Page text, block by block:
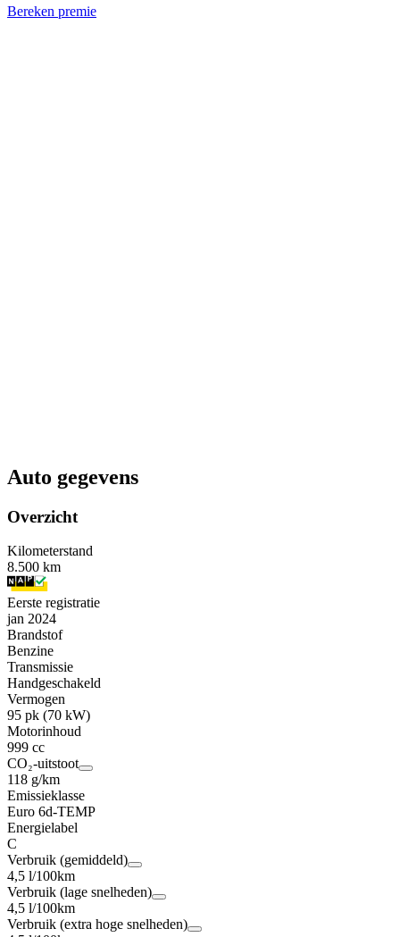
Bereken premie
Auto gegevens
Overzicht
Kilometerstand
8.500 km
Eerste registratie
jan 2024
Brandstof
Benzine
Transmissie
Handgeschakeld
Vermogen
95 pk (70 kW)
Motorinhoud
999 cc
CO₂-uitstoot
118 g/km
Emissieklasse
Euro 6d-TEMP
Energielabel
C
Verbruik (gemiddeld)
4,5 l/100km
Verbruik (lage snelheden)
4,5 l/100km
Verbruik (extra hoge snelheden)